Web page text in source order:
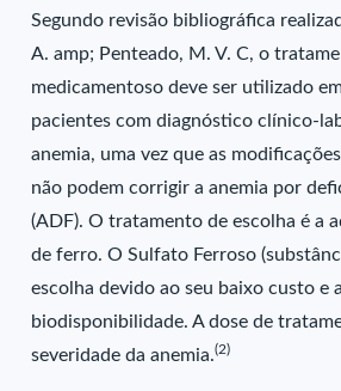
Segundo revisão bibliográfica
A. amp; Penteado, M. V. C, o
medicamentoso deve ser utilizado
pacientes com diagnóstico clínico-
anemia, uma vez que as
não podem corrigir a anemia por
(ADF). O tratamento de escolha é a
de ferro. O Sulfato Ferroso
escolha devido ao seu baixo custo e
biodisponibilidade. A dose de
severidade da anemia.(2)